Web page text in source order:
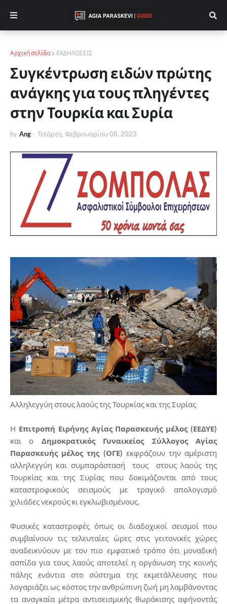
Αρχική σελίδα ΕΚΔΗΛΩΣΕΙΣ
Συγκέντρωση ειδών πρώτης
ανάγκης για τους πληγέντες
στην Τουρκία και Συρία
by Ang - Τετάρτη, Φεβρουαρίου 08, 2023
Αλληλεγγύη στους λαούς της Τουρκίας και της Συρίας
Η Επιτροπή Ειρήνης Αγίας Παρασκευής μέλος (ΕΕΔΥΕ)
και ο Δημοκρατικός Γυναικείος Σύλλογος Αγίας
Παρασκευής μέλος της (ΟΓΕ) εκφράζουν την αμέριστη
αλληλεγγύη και συμπαράστασή τους στους λαούς της
Τουρκίας και της Συρίας που δοκιμάζονται από τους
καταστροφικούς σεισμούς με τραγικό απολογισμό
χιλιάδες νεκρούς κι εγκλωβισμένους.
Φυσικές καταστροφές όπως οι διαδοχικοί σεισμοί που
συμβαίνουν τις τελευταίες ώρες στις γειτονικές χώρες
αναδεικνύουν με τον πιο εμφατικό τρόπο ότι μοναδική
ασπίδα για τους λαούς αποτελεί η οργάνωση της κοινής
πάλης ενάντια στο σύστημα της εκμετάλλευσης που
λογαριάζει ως κόστος την ανθρώπινη ζωή μη λαμβάνοντας
τα αναγκαία μέτρα αντισεισμικής θωράκισης αφήνοντάς